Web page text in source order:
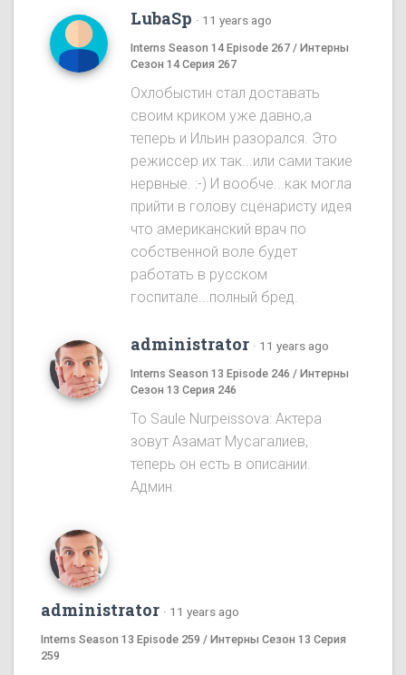
LubaSp · 11 years ago
Interns Season 14 Episode 267 / Интерны
Сезон 14 Серия 267
Охлобыстин стал доставать
своим криком уже давно,а
теперь и Ильин разорался. Это
режиссер их так...или сами такие
нервные. :-) И вообче...как могла
прийти в голову сценаристу идея
что американский врач по
собственной воле будет
работать в русском
госпитале...полный бред.
administrator · 11 years ago
Interns Season 13 Episode 246 / Интерны
Сезон 13 Серия 246
To Saule Nurpeissova: Актера
зовут Азамат Мусагалиев,
теперь он есть в описании.
Админ.
administrator · 11 years ago
Interns Season 13 Episode 259 / Интерны Сезон 13 Серия
259